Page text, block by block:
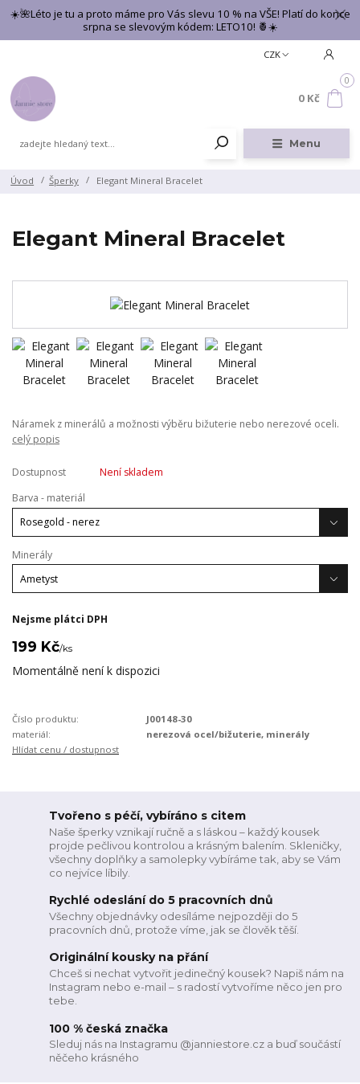
☀️🌺Léto je tu a proto máme pro Vás slevu 10 % na VŠE! Platí do konce
srpna se slevovým kódem: LETO10! 🍍☀️
Menu
CZK
0
0 Kč
Úvod Šperky Elegant Mineral Bracelet
Elegant Mineral Bracelet
Náramek z minerálů a možnosti výběru bižuterie nebo nerezové oceli.
celý popis
Dostupnost
Není skladem
Barva - materiál
Minerály
Nejsme plátci DPH
199 Kč/ks
Momentálně není k dispozici
Číslo produktu:
J00148-30
materiál:
nerezová ocel/bižuterie, minerály
Hlídat cenu / dostupnost
Tvořeno s péčí, vybíráno s citem
Naše šperky vznikají ručně a s láskou – každý kousek
projde pečlivou kontrolou a krásným balením. Skleničky,
všechny doplňky a samolepky vybíráme tak, aby se Vám
co nejvíce líbily.
Rychlé odeslání do 5 pracovních dnů
Všechny objednávky odesíláme nejpozději do 5
pracovních dnů, protože víme, jak se člověk těší.
Originální kousky na přání
Chceš si nechat vytvořit jedinečný kousek? Napiš nám na
Instagram nebo e-mail – s radostí vytvoříme něco jen pro
tebe.
100 % česká značka
Sleduj nás na Instagramu @janniestore.cz a buď součástí
něčeho krásného